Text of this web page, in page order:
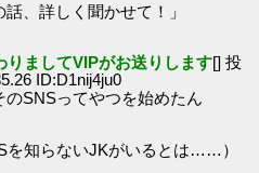
、詳しく聞かせて！」
りましてVIPがお送りします[] 投
ID:D1nij4ju0
SNSってやつを始めたん
を知らないJKがいるとは……）